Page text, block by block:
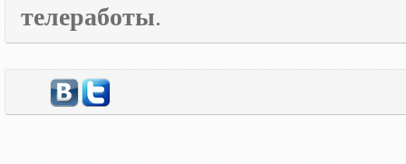
телеработы.